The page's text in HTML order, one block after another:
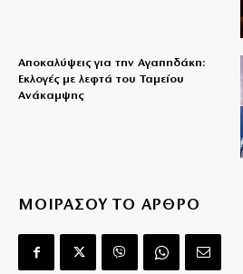
Αποκαλύψεις για την Αγαπηδάκη:
Εκλογές με λεφτά του Ταμείου
Ανάκαμψης
ΜΟΙΡΑΣΟΥ ΤΟ ΑΡΘΡΟ